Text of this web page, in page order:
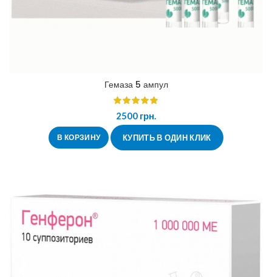
Гемаза 5 ампул
2500 грн.
В КОРЗИНУ КУПИТЬ В ОДИН КЛИК